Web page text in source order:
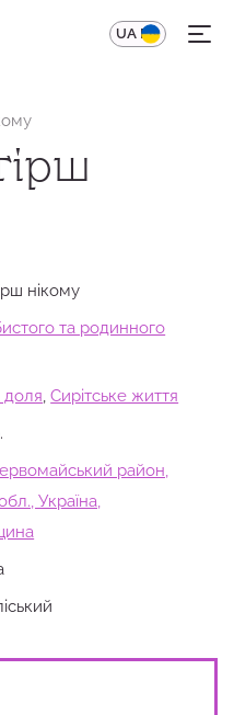
UA EN
нікому
та родинного
,Сирітське життя
район,
Україна,